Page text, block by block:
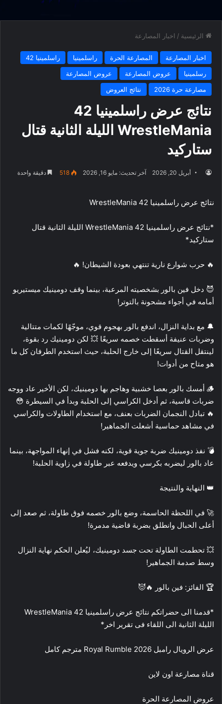
الرئيسية / اخبار المصارعة
اخبار المصارعة المصارعة الحرة راسلمينيا
راسلمينيا 42
رسلمينيا
عروض المصارعة
عروض المصارعة
مصارعة حرة 2026
نتائج العروض
نتائج عرض راسلمينيا 42
WrestleMania الليلة الثانية قتال
ستاركيد
أبريل 20, 2026 آخر تحديث: مايو 16, 2026 518 دقيقة واحدة
نتائج عرض راسلمينيا 42 WrestleMania
*نتائج عرض راسلمينيا 42 WrestleMania الليلة الثانية قتال
ستاركيد*
🔥 حرب شوارع نارية تنتهي بعودة الشيطان! 🔥
😈 دخل فين بالور بشخصيته المرعبة، بينما وقف دومينيك ميستيريو
أمامه في أجواء مشحونة بالتوتر!
🔔 مع بداية النزال، اندفع بالور بهجوم قوي، موجّهًا لكمات متتالية
وضربات عنيفة أسقطت خصمه سريعًا 💥 لكن دومينيك رد بقوة،
لينتقل القتال سريعًا إلى خارج الحلبة، حيث استخدم الطرفان كل ما
هو متاح من أدوات!
🪵 أمسك بالور بعصا خشبية وهاجم بها دومينيك، لكن الأخير عاد ووجه
ضربات قاسية، ثم أدخل الكراسي إلى الحلبة وبدأ في السيطرة 😳
🔥 تبادل النجمان الضربات بعنف، مع استخدام الطاولات والكراسي
في مشاهد حماسية أشعلت الجماهير!
💣 نفذ دومينيك ضربة جوية قوية، لكنه فشل في إنهاء المواجهة، بينما
عاد بالور ليضربه بكرسي ويدفعه عبر طاولة في زاوية الحلبة!
👑 النهاية والنتيجة
🚀 في اللحظة الحاسمة، وضع بالور خصمه فوق طاولة، ثم صعد إلى
أعلى الحبال وانطلق بضربة قاضية مدمرة!
💥 تحطمت الطاولة تحت جسد دومينيك، ليُعلن الحكم نهاية النزال
وسط صدمة الجماهير!
🏆 الفائز: فين بالور 🔥😈
*قدمنا الى حضراتكم نتائج عرض راسلمينيا 42 WrestleMania
الليلة الثانية الى اللقاء فى تقرير اخر*
عرض الرويال رامبل 2026 Royal Rumble مترجم كامل
قناة مصارعة اون لاين
عروض المصارعة الحرة